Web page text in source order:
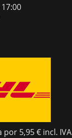
17:00
5,95 € incl. IVA